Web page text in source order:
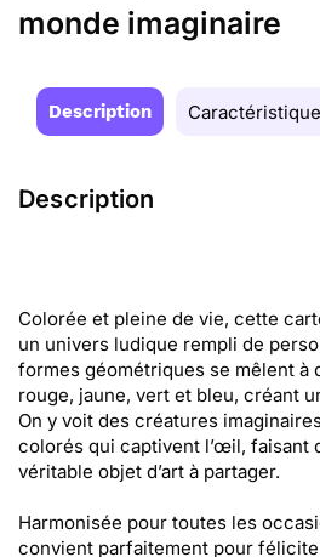
monde imaginaire
Description
Description
Colorée et pleine de vie, cette
un univers ludique rempli de
formes géométriques se mêlent à
rouge, jaune, vert et bleu, créant
On y voit des créatures
colorés qui captivent l’œil, faisant
véritable objet d’art à partager.
Harmonisée pour toutes les
convient parfaitement pour